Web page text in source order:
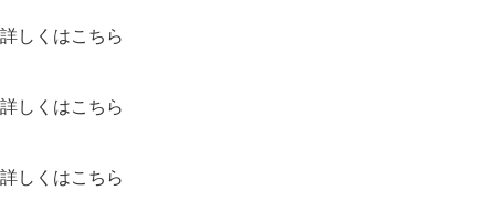
詳しくはこちら
詳しくはこちら
詳しくはこちら